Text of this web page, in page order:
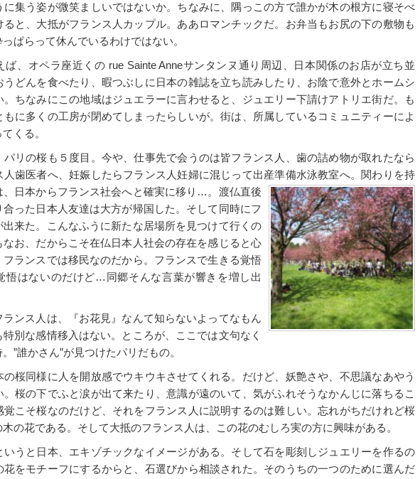
に集う姿が微笑ましいではないか。ちなみに、隅っこの方で誰かが木の根方に寝そべ
ると、大抵がフランス人カップル。ああロマンチックだ。お弁当もお尻の下の敷物も
ぱらって休んでいるわけではない。
ば、オペラ座近くの rue Sainte Anneサンタンヌ通り周辺、日本関係のお店が立ち並
うどんを食べたり、暇つぶしに日本の雑誌を立ち読みしたり、お陰で意外とホームシ
。ちなみにこの地域はジュエラーに言わせると、ジュエリー下請けアトリエ街だ。も
もに多くの工房が閉めてしまったらしいが。街は、所属しているコミュニティーによ
くる。
リの桜も５度目。今や、仕事先で会うのは皆フランス人、歯の詰め物が取れたなら
人歯医者へ、妊娠したらフランス人妊婦に混じって出産準備水泳教室へ。関わりを持
日本からフラ ンス社会へと確実に移り…。渡仏直後
った日本人友達は大方が帰国した。そして同時にフ
出来た。こんなふうに新たな居場所を見つけて行くの
なお、だからこそ在仏日本人社会の存在を感じると心
ランスでは移民なのだから。フランスで生きる覚悟
悟はないのだけど…同郷そんな言葉が響きを増し出
ンス人は、『お花見』なんて知らないよってなもん
別な感情移入はない。ところが、ここでは文句なく
”誰かさん”が見つけたパリだもの。
桜同様に人を開放感でウキウキさせてくれる。だけど、妖艶さや、不思議なあやう
。桜の下でふと涙が出て来たり、意識が遠のいて、気がふれそうなかんじに落ちるこ
覚こそ桜なのだけど、それをフランス人に説明するのは難しい。忘れがちだけれど桜
の花である。そして大抵のフランス人は、この花のむしろ実の方に興味がある。
いうと日本、エキゾチックなイメージがある。そして石を彫刻しジュエリーを作るの
花をモチーフにするからと、石選びから相談された。そのうちの一つのために選んだ